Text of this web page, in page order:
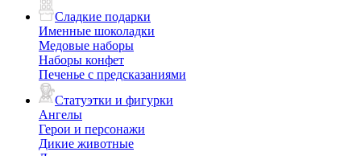
Сладкие подарки
Именные шоколадки
Медовые наборы
Наборы конфет
Печенье с предсказаниями
Статуэтки и фигурки
Ангелы
Герои и персонажи
Дикие животные